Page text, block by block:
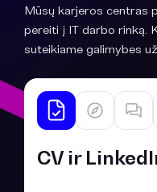
Mūsų karjeros centras
pereiti į IT darbo rinką.
suteikiame galimybes
CV ir